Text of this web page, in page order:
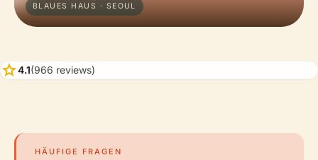
BLAUES HAUS · SEOUL
star4.1(966 reviews)
HÄUFIGE FRAGEN